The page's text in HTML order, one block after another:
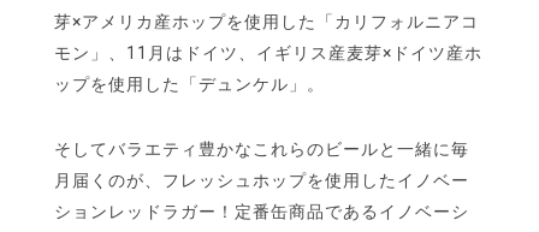
芽×アメリカ産ホップを使用した「カリフォルニアコ
モン」、11月はドイツ、イギリス産麦芽×ドイツ産ホ
ップを使用した「デュンケル」。
そしてバラエティ豊かなこれらのビールと一緒に毎
月届くのが、フレッシュホップを使用したイノベー
ションレッドラガー！定番缶商品であるイノベーシ